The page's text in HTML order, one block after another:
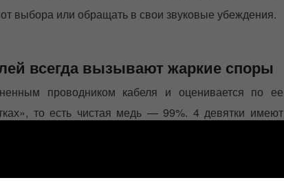
выбора или обращать в свои звуковые убеждения.
всегда вызывают жаркие споры
проводником кабеля и оценивается по ее
то есть чистая медь — 99%. 4 девятки имеют
однако измерить разницу в проводимости между